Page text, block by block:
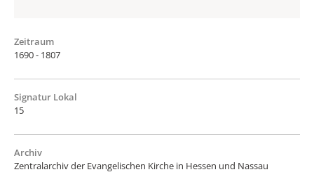
Zeitraum
1690 - 1807
Signatur Lokal
15
Archiv
Zentralarchiv der Evangelischen Kirche in Hessen und Nassau